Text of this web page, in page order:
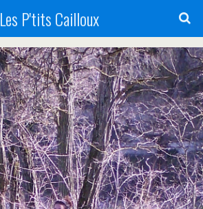
Les P'tits Cailloux